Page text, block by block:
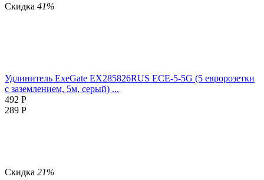
Скидка 41%
Удлинитель ExeGate EX285826RUS ECE-5-5G (5 евророзетки
с заземлением, 5м, серый) ...
492 Р
289 Р
Скидка 21%